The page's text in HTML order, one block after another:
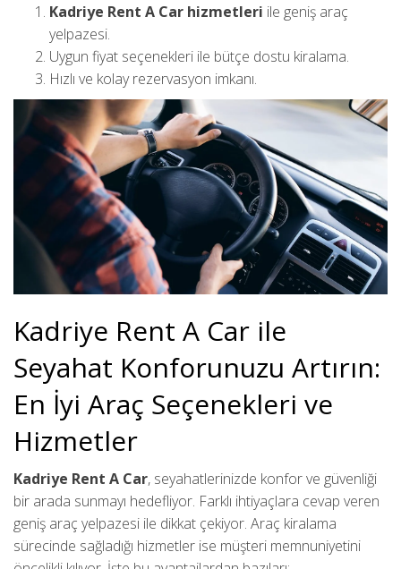
Kadriye Rent A Car hizmetleri ile geniş araç
yelpazesi.
Uygun fiyat seçenekleri ile bütçe dostu kiralama.
Hızlı ve kolay rezervasyon imkanı.
Kadriye Rent A Car ile
Seyahat Konforunuzu Artırın:
En İyi Araç Seçenekleri ve
Hizmetler
Kadriye Rent A Car, seyahatlerinizde konfor ve güvenliği
bir arada sunmayı hedefliyor. Farklı ihtiyaçlara cevap veren
geniş araç yelpazesi ile dikkat çekiyor. Araç kiralama
sürecinde sağladığı hizmetler ise müşteri memnuniyetini